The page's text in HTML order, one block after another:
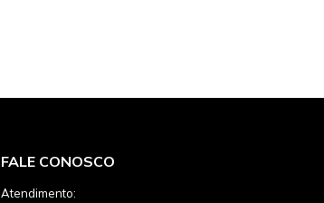
FALE CONOSCO
Atendimento: